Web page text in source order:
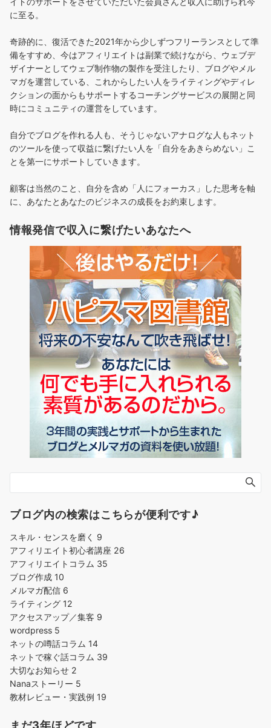
に至る。
奇跡的に、復活できた2021年から少しずつフリーランスとして準
備をすすめ、今はアフィリエイトは副業で続けながら、ウェブデ
ザイナーとしてウェブ制作物の製作を受注したり、ブログやメル
マガを運営している、これからしたい人をライティングやディレ
クションの面からもサポートするコーチングサービスの展開と同
時にコミュニティの運営をしています。
自分でブログを作れる人も、そうじゃないアナログな人もネット
のツールを使って収益に繋げたい人を「自分をあきらめない」こ
とを第一にサポートしていきます。
顧客は当然のこと、自分を含め「人にフォーカス」した思考を軸
に、あなたとあなたのビジネスの成長をお約束します。
情報発信で収入に繋げたいあなたへ
ブログ内の検索はこちらが便利です♪
スキル・センスを磨く 9
アフィリエイト初心者講座 26
アフィリエイトコラム 35
ブログ作成 10
メルマガ配信 6
ライティング 12
アクセスアップ／集客 9
wordpress 5
ネットの噂話コラム 14
ネットで稼ぐ話コラム 39
大切なお知らせ 2
Nanaストーリー 5
教材レビュー・実践例 19
まだ3年ほどです